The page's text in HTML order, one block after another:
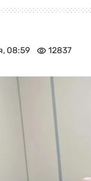
08:59 12837